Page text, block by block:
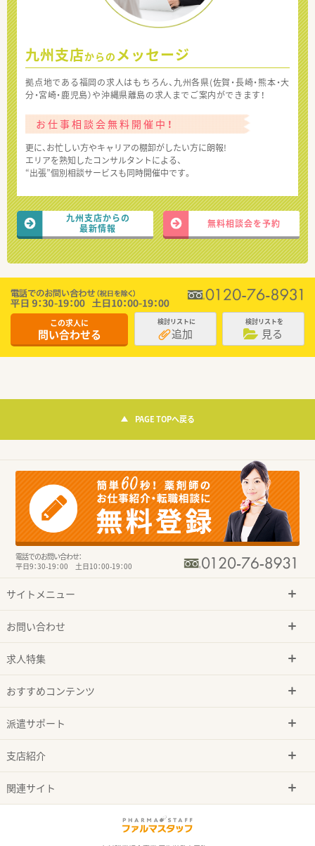
九州支店からの メッセージ
拠点地である福岡の求人はもちろん、九州各県(佐賀・長崎・熊本・大
分・宮崎・鹿児島）や沖縄県離島の求人までご案内ができます！
お仕事相談会無料開催中！
更に、お忙しい方やキャリアの棚卸がしたい方に朗報!
エリアを熟知したコンサルタントによる、
“出張”個別相談サービスも同時開催中です。
九州支店からの
最新情報
無料相談会を予約
この求人に
問い合わせる
検討リストに
追加
検討リストを
見る
PAGE TOPへ戻る
電話でのお問い合わせ：
平日9：30-19：00 土日10：00-19：00
サイトメニュー
お問い合わせ
求人特集
おすすめコンテンツ
派遣サポート
支店紹介
関連サイト